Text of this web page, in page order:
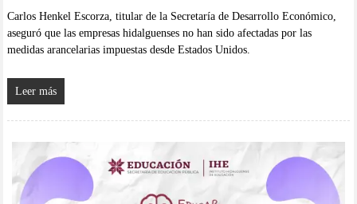
Carlos Henkel Escorza, titular de la Secretaría de Desarrollo Económico,
aseguró que las empresas hidalguenses no han sido afectadas por las
medidas arancelarias impuestas desde Estados Unidos.
Leer más